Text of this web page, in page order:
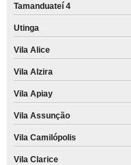
Tamanduateí 4
Utinga
Vila Alice
Vila Alzira
Vila Apiay
Vila Assunção
Vila Camilópolis
Vila Clarice